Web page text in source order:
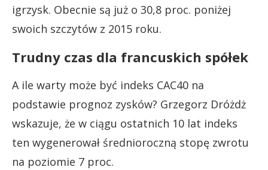
igrzysk. Obecnie są już o 30,8 proc. poniżej
swoich szczytów z 2015 roku.
Trudny czas dla francuskich spółek
A ile warty może być indeks CAC40 na
podstawie prognoz zysków? Grzegorz Dróżdż
wskazuje, że w ciągu ostatnich 10 lat indeks
ten wygenerował średnioroczną stopę zwrotu
na poziomie 7 proc.